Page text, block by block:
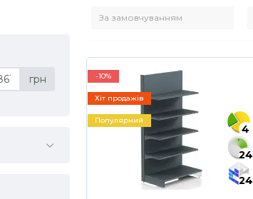
грн -10%
Хіт продажів
Популярний
4
24
24